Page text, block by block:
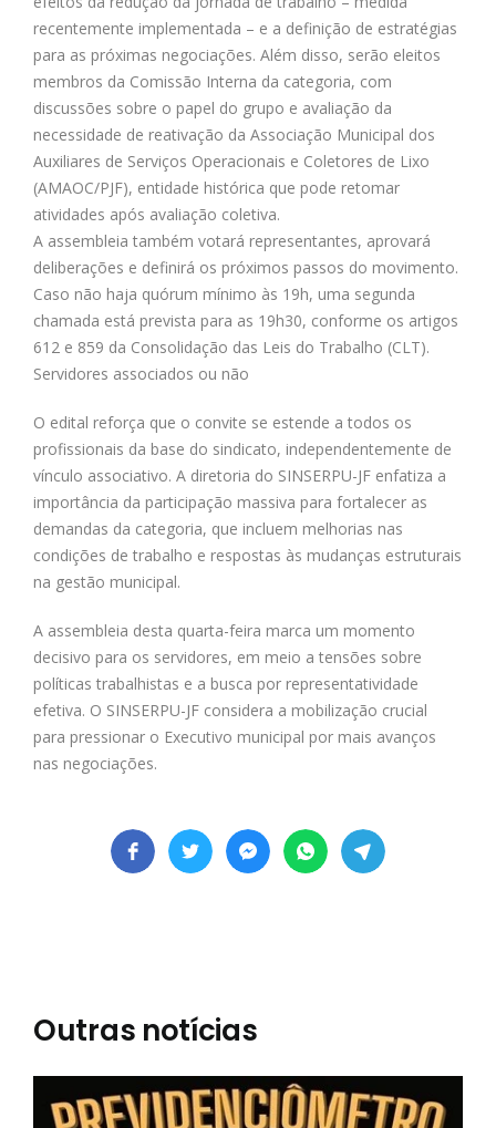
recentemente implementada – e a definição de estratégias
para as próximas negociações. Além disso, serão eleitos
membros da Comissão Interna da categoria, com
discussões sobre o papel do grupo e avaliação da
necessidade de reativação da Associação Municipal dos
Auxiliares de Serviços Operacionais e Coletores de Lixo
(AMAOC/PJF), entidade histórica que pode retomar
atividades após avaliação coletiva.
A assembleia também votará representantes, aprovará
deliberações e definirá os próximos passos do movimento.
Caso não haja quórum mínimo às 19h, uma segunda
chamada está prevista para as 19h30, conforme os artigos
612 e 859 da Consolidação das Leis do Trabalho (CLT).
Servidores associados ou não
O edital reforça que o convite se estende a todos os
profissionais da base do sindicato, independentemente de
vínculo associativo. A diretoria do SINSERPU-JF enfatiza a
importância da participação massiva para fortalecer as
demandas da categoria, que incluem melhorias nas
condições de trabalho e respostas às mudanças estruturais
na gestão municipal.
A assembleia desta quarta-feira marca um momento
decisivo para os servidores, em meio a tensões sobre
políticas trabalhistas e a busca por representatividade
efetiva. O SINSERPU-JF considera a mobilização crucial
para pressionar o Executivo municipal por mais avanços
nas negociações.
Outras notícias